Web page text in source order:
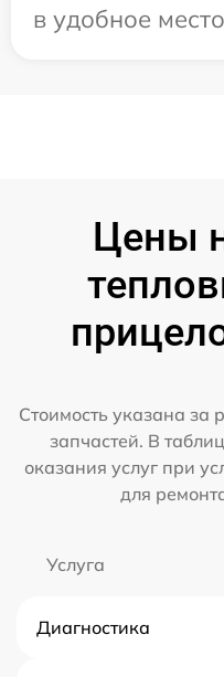
в удобное
Цены
Стоимость указана за
запчастей. В
оказания услуг при
для
Услуга
Диагностика